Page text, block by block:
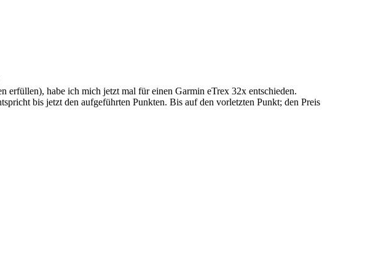
erfüllen), habe ich mich jetzt mal für einen Garmin eTrex 32x entschieden.
bis jetzt den aufgeführten Punkten. Bis auf den vorletzten Punkt; den Preis